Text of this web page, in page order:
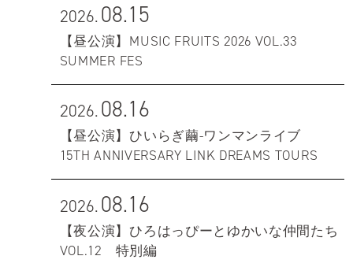
2026.08.15
【昼公演】MUSIC FRUITS 2026 VOL.33
SUMMER FES
2026.08.16
【昼公演】ひいらぎ繭-ワンマンライブ
15TH ANNIVERSARY LINK DREAMS TOURS
2026.08.16
【夜公演】ひろはっぴーとゆかいな仲間たち
VOL.12 特別編